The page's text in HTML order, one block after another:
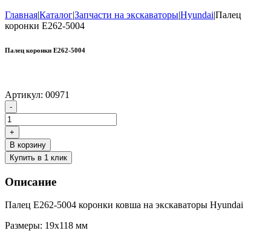
Главная|Каталог|Запчасти на экскаваторы|Hyundai|Палец
коронки Е262-5004
Палец коронки Е262-5004
Артикул: 00971
Количество
товара
Палец
коронки
Е262-
5004
-
+
В корзину
Купить в 1 клик
Описание
Палец Е262-5004 коронки ковша на экскаваторы Hyundai
Размеры: 19х118 мм